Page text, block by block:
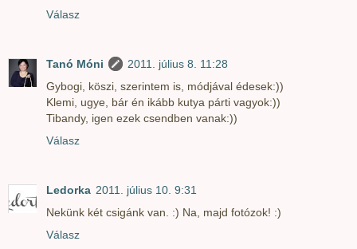
Válasz
Tanó Móni
2011. július 8. 11:28
Gybogi, köszi, szerintem is, módjával édesek:))
Klemi, ugye, bár én ikább kutya párti vagyok:))
Tibandy, igen ezek csendben vanak:))
Válasz
Ledorka 2011. július 10. 9:31
Nekünk két csigánk van. :) Na, majd fotózok! :)
Válasz